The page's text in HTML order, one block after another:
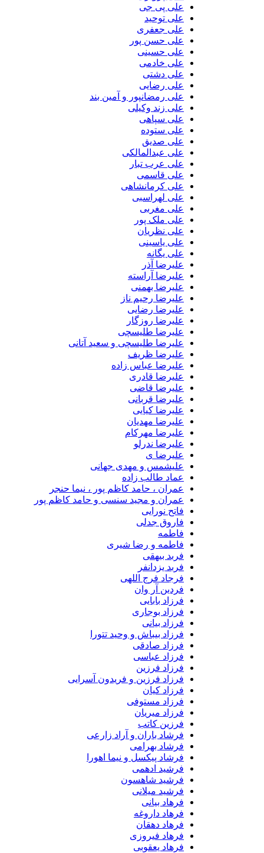
علی پی جی
علی توحید
علی جعفری
علی حسن پور
علی حسینی
علی خادمی
علی دشتی
علی رضایی
علی رمضانپور و آمین بند
علی زند وکیلی
علی سپاهی
علی ستوده
علی صدیق
علی عبدالمالکی
علی عرب تبار
علی قاسمی
علی کرمانشاهی
علی لهراسبی
علی مغربی
علی ملک پور
علی نظریان
علی یاسینی
علی یگانه
علیرضا آذر
علیرضا آراسته
علیرضا بهمنی
علیرضا رحیم ناز
علیرضا رضایی
علیرضا روزگار
علیرضا طلیسچی
علیرضا طلیسچی و سعید آتانی
علیرضا ظریف
علیرضا عباس زاده
علیرضا قادری
علیرضا قاضی
علیرضا قربانی
علیرضا کیایی
علیرضا مهدیان
علیرضا مهرکام
علیرضا ندرلو
علیرضا ی
علیشمس و مهدی جهانی
عماد طالب زاده
عمران ، حامد کاظم پور ، نیما حنجر
عمران و مجید سنسی و حامد کاظم پور
فاتح نورایی
فاروق جدلی
فاطمه و رضا شیری
فربد بیهقی
فربد یزدانفر
فرجاد فرج اللهی
فردین آر وان
فرزاد بابایی
فرزاد بوجاری
فرزاد بیانی
فرزاد بیباش و وحید تتورا
فرزاد صادقی
فرزاد عباسی
فرزاد فرزین
فرزاد فرزین و فریدون آسرایی
فرزاد کیان
فرزاد مستوفی
فرزاد میریان
فرزین کاتب
فرشاد باران و آراد زارعی
فرشاد بهرامی
فرشاد پیکسل و نیما اهورا
فرشید ادهمی
فرشید شاهسون
فرشید میلانی
فرهاد بیانی
فرهاد داروغه
فرهاد دهقان
فرهاد فیروزی
فرهاد یعقوبی